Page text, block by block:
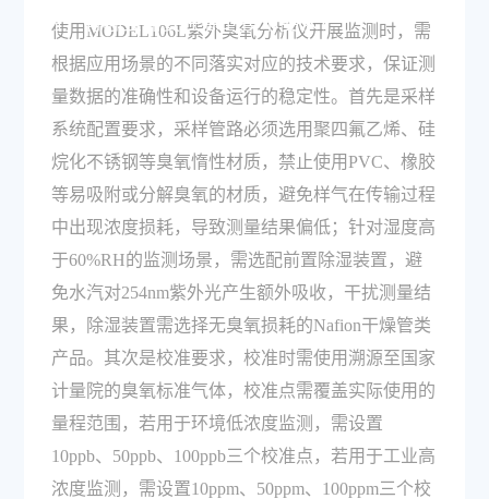
时，有哪些需要注意的技术要求？
使用MODEL106L紫外臭氧分析仪开展监测时，需
根据应用场景的不同落实对应的技术要求，保证测
量数据的准确性和设备运行的稳定性。首先是采样
系统配置要求，采样管路必须选用聚四氟乙烯、硅
烷化不锈钢等臭氧惰性材质，禁止使用PVC、橡胶
等易吸附或分解臭氧的材质，避免样气在传输过程
中出现浓度损耗，导致测量结果偏低；针对湿度高
于60%RH的监测场景，需选配前置除湿装置，避
免水汽对254nm紫外光产生额外吸收，干扰测量结
果，除湿装置需选择无臭氧损耗的Nafion干燥管类
产品。其次是校准要求，校准时需使用溯源至国家
计量院的臭氧标准气体，校准点需覆盖实际使用的
量程范围，若用于环境低浓度监测，需设置
10ppb、50ppb、100ppb三个校准点，若用于工业高
浓度监测，需设置10ppm、50ppm、100ppm三个校